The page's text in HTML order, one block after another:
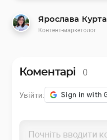
Ярослава Курта
Контент-маркетолог
Коментарі 0
Увійти: